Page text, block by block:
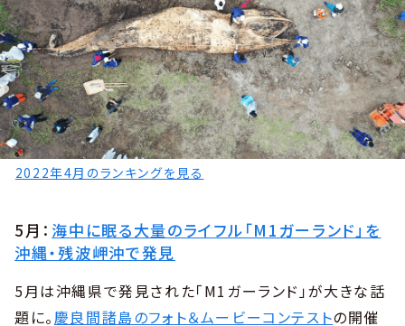
2022年4月のランキングを見る
5月： 海中に眠る大量のライフル「M1ガーランド」を
沖縄・残波岬沖で発見
5月は沖縄県で発見された「M1ガーランド」が大きな話
題に。慶良間諸島のフォト＆ムービーコンテストの開催